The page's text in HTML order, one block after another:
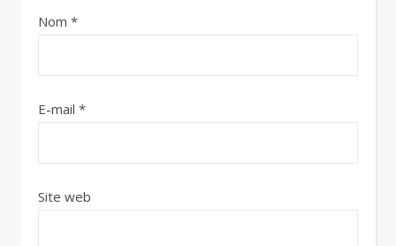
Nom *
E-mail *
Site web